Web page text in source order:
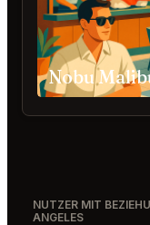
NUTZER MIT
ANGELES